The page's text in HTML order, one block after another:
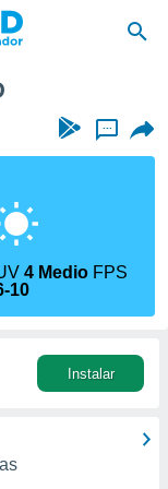
...
4 Medio FPS
10
Instalar